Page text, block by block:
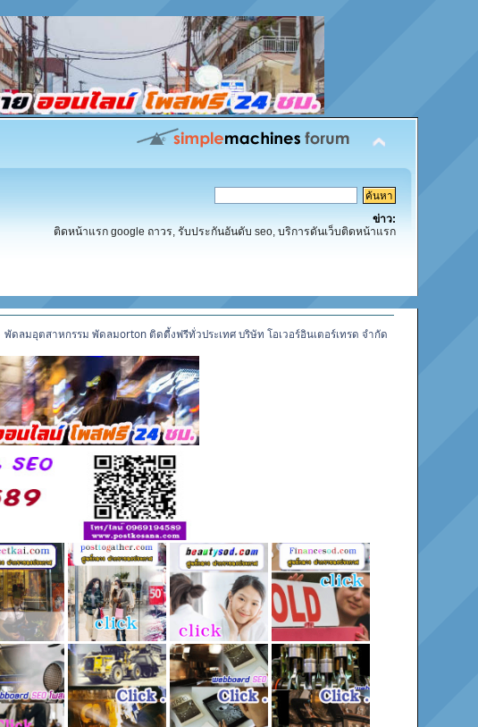
ข่าว:
ติดหน้าแรก google ถาวร, รับประกันอันดับ seo, บริการดันเว็บติดหน้าแรก
พัดลมอุตสาหกรรม พัดลมorton ติดตี้งฟรีทั่วประเทศ บริษัท โอเวอร์อินเตอร์เทรด จำกัด